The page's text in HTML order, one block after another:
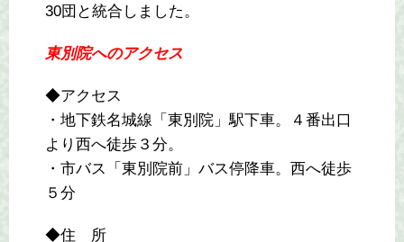
30団と統合しました。
東別院へのアクセス
◆アクセス
・地下鉄名城線「東別院」駅下車。４番出口
より西へ徒歩３分。
・市バス「東別院前」バス停降車。西へ徒歩
５分
◆住 所